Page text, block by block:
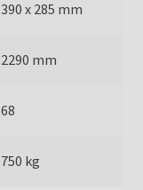
390 x 285 mm
2290 mm
68
750 kg